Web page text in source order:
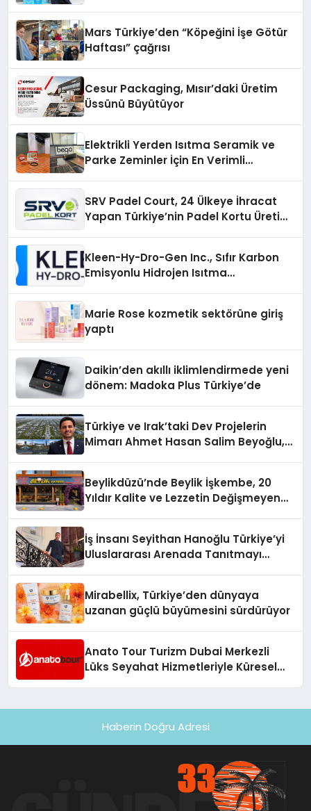
Mars Türkiye’den “Köpeğini İşe Götür
Haftası” çağrısı
Cesur Packaging, Mısır’daki Üretim
Üssünü Büyütüyor
Elektrikli Yerden Isıtma Seramik ve
Parke Zeminler İçin En Verimli
SRV Padel Court, 24 Ülkeye İhracat
Yapan Türkiye’nin Padel Kortu Üretim
Kleen-Hy-Dro-Gen Inc., Sıfır Karbon
Emisyonlu Hidrojen Isıtma
Marie Rose kozmetik sektörüne giriş
yaptı
Daikin’den akıllı iklimlendirmede yeni
dönem: Madoka Plus Türkiye’de
Türkiye ve Irak’taki Dev Projelerin
Mimarı Ahmet Hasan Salim Beyoğlu,
Hayata Geçirecek
Beylikdüzü’nde Beylik İşkembe, 20
Yıldır Kalite ve Lezzetin Değişmeyen
İş İnsanı Seyithan Hanoğlu Türkiye’yi
Uluslararası Arenada Tanıtmayı
Mirabellix, Türkiye’den dünyaya
uzanan güçlü büyümesini sürdürüyor
Anato Tour Turizm Dubai Merkezli
Lüks Seyahat Hizmetleriyle Küresel
Haberin Doğru Adresi